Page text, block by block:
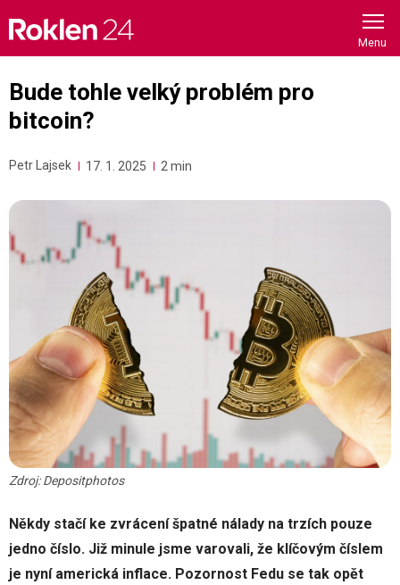
content
Bude tohle velký problém pro
bitcoin?
Petr Lajsek 17. 1. 2025 2 min
Zdroj: Depositphotos
Někdy stačí ke zvrácení špatné nálady na trzích pouze
jedno číslo. Již minule jsme varovali, že klíčovým číslem
je nyní americká inflace. Pozornost Fedu se tak opět